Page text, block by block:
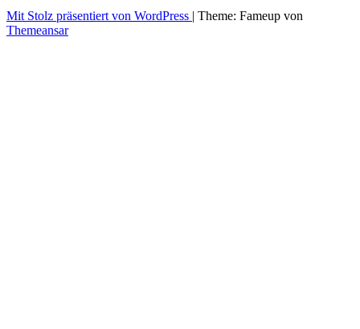
Mit Stolz präsentiert von WordPress | Theme: Fameup von
Themeansar